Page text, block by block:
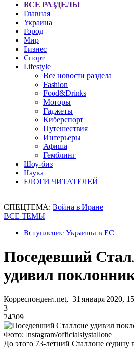
ВСЕ РАЗДЕЛЫ
Главная
Украина
Город
Мир
Бизнес
Спорт
Lifestyle
Все новости раздела
Fashion
Food&Drinks
Моторы
Гаджеты
Киберспорт
Путешествия
Интерьеры
Афиша
Гемблинг
Шоу-биз
Наука
БЛОГИ ЧИТАТЕЛЕЙ
СПЕЦТЕМА: Война в Иране
ВСЕ ТЕМЫ
Вступление Украины в ЕС
Поседевший
удивил
Корреспондент.net, 31 января 2020,
3
24309
Фото: Instagram/officialslystallone
До этого 73-летний Сталлоне седину